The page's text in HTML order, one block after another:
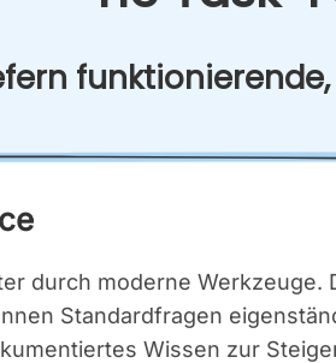
durch moder­ne
Stan­dard­fra­gen
Wis­sen zur